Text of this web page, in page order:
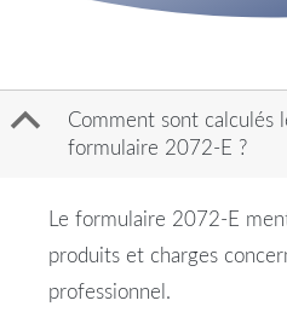
B
Comment sont calculés
formulaire 2072-E ?
Le formulaire 2072-E
produits et charges
professionnel.